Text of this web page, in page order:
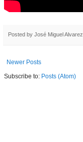
Posted by José Miguel Alvarez
Newer Posts
Subscribe to: Posts (Atom)